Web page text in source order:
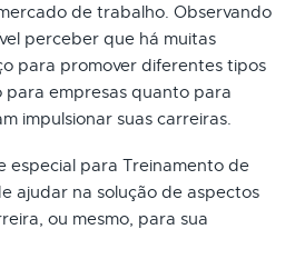
de trabalho. Observando
perceber que há muitas
para promover diferentes tipos
empresas quanto para
impulsionar suas carreiras.
especial para Treinamento de
ajudar na solução de aspectos
ou mesmo, para sua